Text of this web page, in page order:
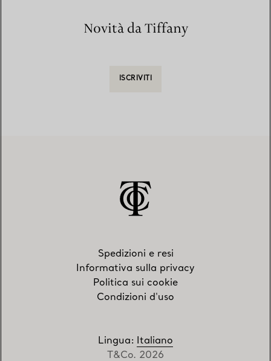
Novità da Tiffany
ISCRIVITI
Spedizioni e resi
Informativa sulla privacy
Politica sui cookie
Condizioni d'uso
Lingua: Italiano
T&Co. 2026